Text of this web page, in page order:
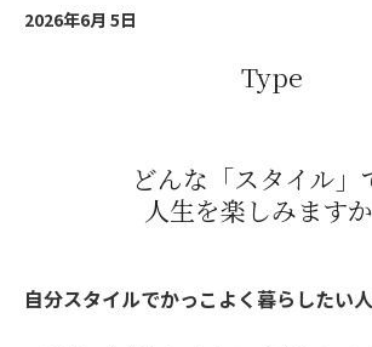
2026年6月 5日
Type
どんな「スタイル」
人生を楽しみます
自分スタイルでかっこよく暮らしたい人